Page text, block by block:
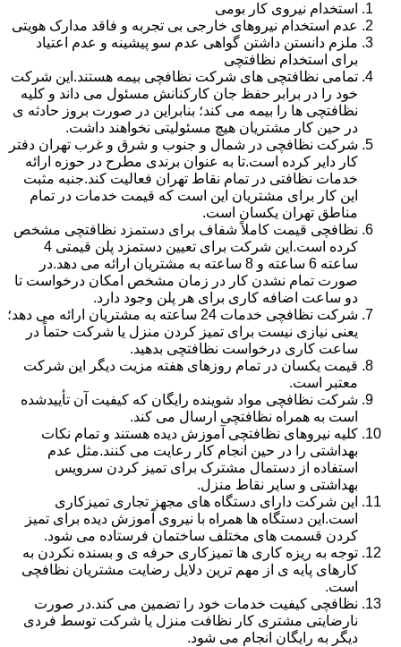
استخدام نیروی کار بومی
عدم استخدام نیروهای خارجی بی تجربه و فاقد مدارک هویتی
ملزم دانستن داشتن گواهی عدم سو پیشینه و عدم اعتیاد
برای استخدام نظافتچی
تمامی نظافتچی های شرکت نظافچی بیمه هستند.این شرکت
خود را در برابر حفظ جان کارکنانش مسئول می داند و کلیه
نظافتچی ها را بیمه می کند؛ بنابراین در صورت بروز حادثه ی
در حین کار مشتریان هیچ مسئولیتی نخواهند داشت.
شرکت نظافچی در شمال و جنوب و شرق و غرب تهران دفتر
کار دایر کرده است.تا به عنوان برندی مطرح در حوزه ارائه
خدمات نظافتی در تمام نقاط تهران فعالیت کند.جنبه مثبت
این کار برای مشتریان این است که قیمت خدمات در تمام
مناطق تهران یکسان است.
نظافچی قیمت کاملاً شفاف برای دستمزد نظافتچی مشخص
کرده است.این شرکت برای تعیین دستمزد پلن قیمتی 4
ساعته 6 ساعته و 8 ساعته به مشتریان ارائه می دهد.در
صورت تمام نشدن کار در زمان مشخص امکان درخواست تا
دو ساعت اضافه کاری برای هر پلن وجود دارد.
شرکت نظافچی خدمات 24 ساعته به مشتریان ارائه می دهد؛
یعنی نیازی نیست برای تمیز کردن منزل یا شرکت حتماً در
ساعت کاری درخواست نظافتچی بدهید.
قیمت یکسان در تمام روزهای هفته مزیت دیگر این شرکت
معتبر است.
شرکت نظافچی مواد شوینده رایگان که کیفیت آن تأییدشده
است به همراه نظافتچی ارسال می کند.
کلیه نیروهای نظافتچی آموزش دیده هستند و تمام نکات
بهداشتی را در حین انجام کار رعایت می کنند.مثل عدم
استفاده از دستمال مشترک برای تمیز کردن سرویس
بهداشتی و سایر نقاط منزل.
این شرکت دارای دستگاه های مجهز تجاری تمیزکاری
است.این دستگاه ها همراه با نیروی آموزش دیده برای تمیز
کردن قسمت های مختلف ساختمان فرستاده می شود.
توجه به ریزه کاری ها تمیزکاری حرفه ی و بسنده نکردن به
کارهای پایه ی از مهم ترین دلایل رضایت مشتریان نظافچی
است.
نظافچی کیفیت خدمات خود را تضمین می کند.در صورت
نارضایتی مشتری کار نظافت منزل یا شرکت توسط فردی
دیگر به رایگان انجام می شود.